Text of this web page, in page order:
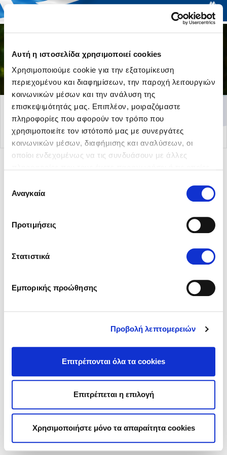
Αυτή η ιστοσελίδα χρησιμοποιεί cookies
Χρησιμοποιούμε cookie για την εξατομίκευση
περιεχομένου και διαφημίσεων, την παροχή λειτουργιών
κοινωνικών μέσων και την ανάλυση της
επισκεψιμότητάς μας. Επιπλέον, μοιραζόμαστε
πληροφορίες που αφορούν τον τρόπο που
χρησιμοποιείτε τον ιστότοπό μας με συνεργάτες
κοινωνικών μέσων, διαφήμισης και αναλύσεων, οι
οποίοι ενδεχομένως να τις συνδυάσουν με άλλες
των υπηρεσιών τους.
συγκατάθεσης
Αναγκαία
Προτιμήσεις
Στατιστικά
Εμπορικής προώθησης
Προβολή λεπτομερειών
Επιτρέπονται όλα τα cookies
Επιτρέπεται η επιλογή
Χρησιμοποιήστε μόνο τα απαραίτητα cookies
Πολιτική Απορρήτου
Πολιτική περί Προστασίας Προσωπικών Δεδομένων